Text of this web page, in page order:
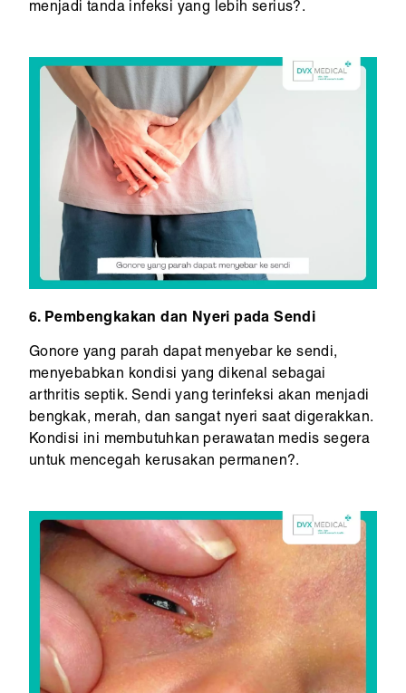
menjadi tanda infeksi yang lebih serius?.
6. Pembengkakan dan Nyeri pada Sendi
Gonore yang parah dapat menyebar ke sendi,
menyebabkan kondisi yang dikenal sebagai
arthritis septik. Sendi yang terinfeksi akan menjadi
bengkak, merah, dan sangat nyeri saat digerakkan.
Kondisi ini membutuhkan perawatan medis segera
untuk mencegah kerusakan permanen?.